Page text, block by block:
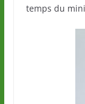
temps du